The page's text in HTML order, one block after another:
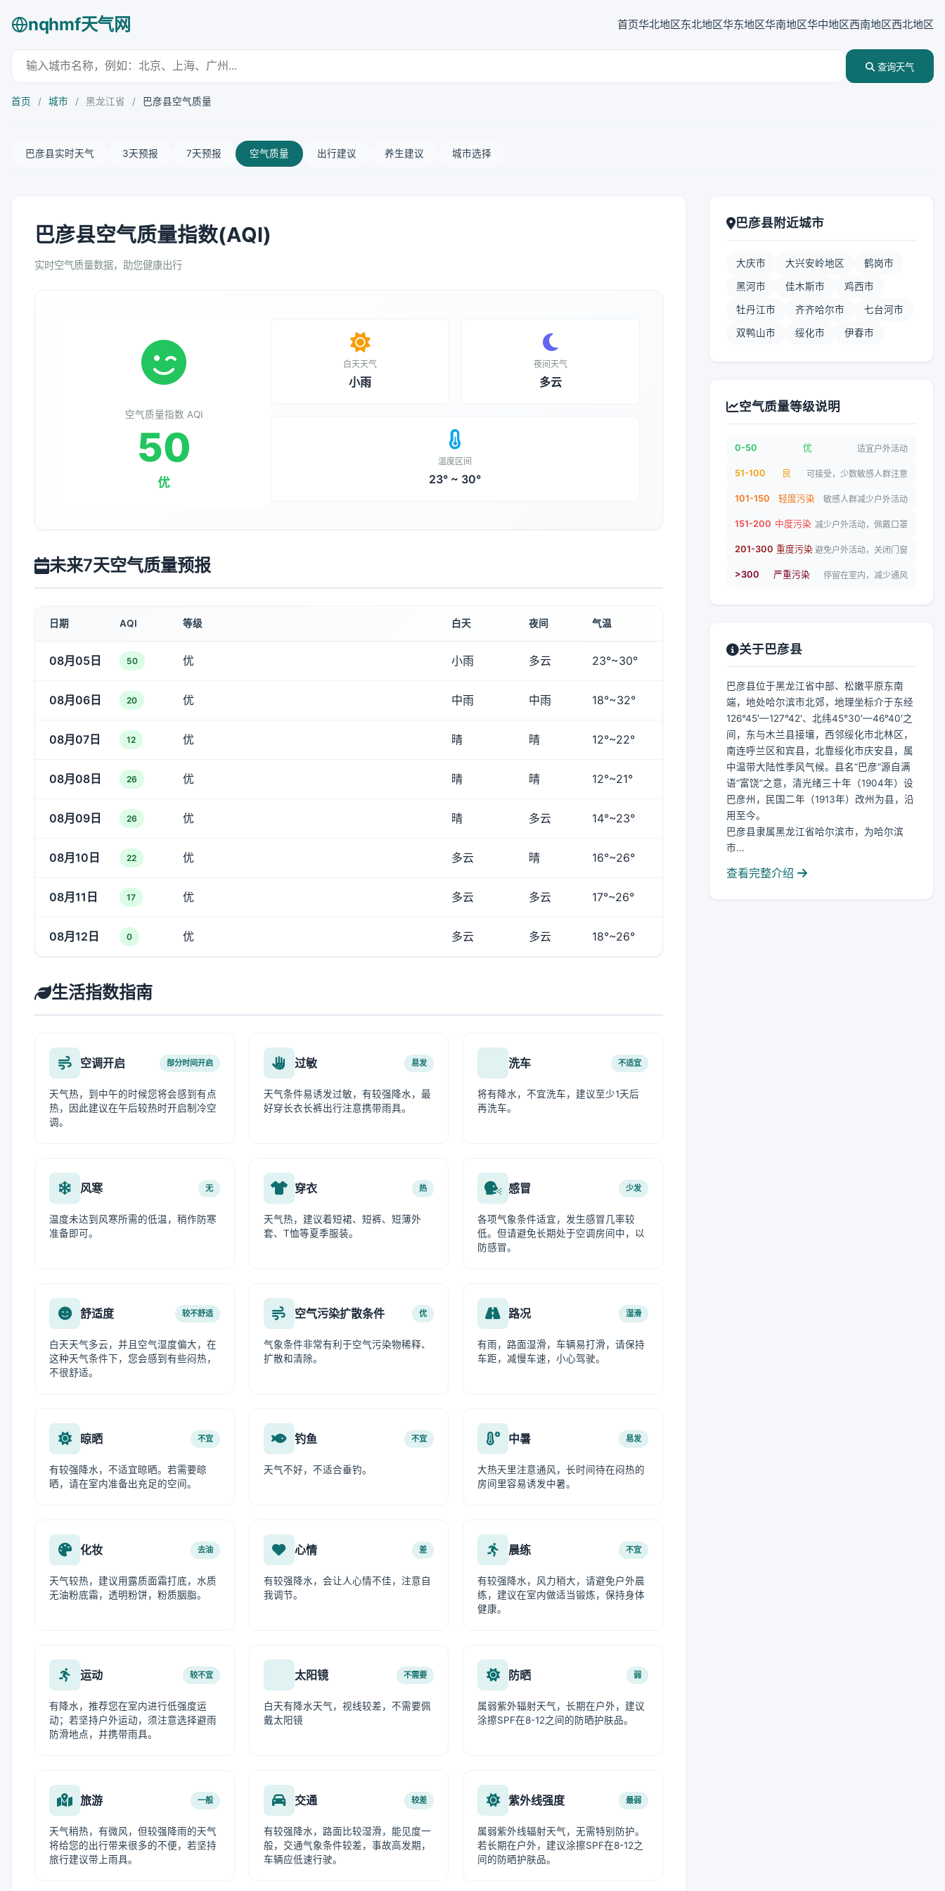
nqhmf天气网 首页华北地区东北地区华东地区华南地区华中地区西南地区西北地区
查询天气
首页 / 城市 / 黑龙江省 / 巴彦县空气质量
巴彦县实时天气 3天预报 7天预报 空气质量 出行建议 养生建议 城市选择
巴彦县空气质量指数(AQI)
实时空气质量数据，助您健康出行
空气质量指数 AQI
50
优
白天天气
小雨
夜间天气
多云
温度区间
23° ~ 30°
未来7天空气质量预报
日期 AQI 等级 白天 夜间 气温
08月05日 50 优 小雨 多云 23°~30°
08月06日 20 优 中雨 中雨 18°~32°
08月07日 12 优 晴 晴 12°~22°
08月08日 26 优 晴 晴 12°~21°
08月09日 26 优 晴 多云 14°~23°
08月10日 22 优 多云 晴 16°~26°
08月11日 17 优 多云 多云 17°~26°
08月12日 0 优 多云 多云 18°~26°
生活指数指南
空调开启 部分时间开启
天气热，到中午的时候您将会感到有点
热，因此建议在午后较热时开启制冷空
调。
过敏 易发
天气条件易诱发过敏，有较强降水，最
好穿长衣长裤出行注意携带雨具。
洗车 不适宜
将有降水，不宜洗车，建议至少1天后
再洗车。
风寒 无
温度未达到风寒所需的低温，稍作防寒
准备即可。
穿衣 热
天气热，建议着短裙、短裤、短薄外
套、T恤等夏季服装。
感冒 少发
各项气象条件适宜，发生感冒几率较
低。但请避免长期处于空调房间中，以
防感冒。
舒适度 较不舒适
白天天气多云，并且空气湿度偏大，在
这种天气条件下，您会感到有些闷热，
不很舒适。
空气污染扩散条件 优
气象条件非常有利于空气污染物稀释、
扩散和清除。
路况 湿滑
有雨，路面湿滑，车辆易打滑，请保持
车距，减慢车速，小心驾驶。
晾晒 不宜
有较强降水，不适宜晾晒。若需要晾
晒，请在室内准备出充足的空间。
钓鱼 不宜
天气不好，不适合垂钓。
中暑 易发
大热天里注意通风，长时间待在闷热的
房间里容易诱发中暑。
化妆 去油
天气较热，建议用露质面霜打底，水质
无油粉底霜，透明粉饼，粉质胭脂。
心情 差
有较强降水，会让人心情不佳，注意自
我调节。
晨练 不宜
有较强降水，风力稍大，请避免户外晨
练，建议在室内做适当锻炼，保持身体
健康。
运动 较不宜
有降水，推荐您在室内进行低强度运
动；若坚持户外运动，须注意选择避雨
防滑地点，并携带雨具。
太阳镜 不需要
白天有降水天气，视线较差，不需要佩
戴太阳镜
防晒 弱
属弱紫外辐射天气，长期在户外，建议
涂擦SPF在8-12之间的防晒护肤品。
旅游 一般
天气稍热，有微风，但较强降雨的天气
将给您的出行带来很多的不便，若坚持
旅行建议带上雨具。
交通 较差
有较强降水，路面比较湿滑，能见度一
般，交通气象条件较差，事故高发期，
车辆应低速行驶。
紫外线强度 最弱
属弱紫外线辐射天气，无需特别防护。
若长期在户外，建议涂擦SPF在8-12之
间的防晒护肤品。
巴彦县附近城市
大庆市 大兴安岭地区 鹤岗市
黑河市 佳木斯市 鸡西市
牡丹江市 齐齐哈尔市 七台河市
双鸭山市 绥化市 伊春市
空气质量等级说明
0-50 优 适宜户外活动
51-100 良 可接受，少数敏感人群注意
101-150 轻度污染 敏感人群减少户外活动
151-200 中度污染 减少户外活动，佩戴口罩
201-300 重度污染 避免户外活动，关闭门窗
>300 严重污染 停留在室内，减少通风
关于巴彦县
巴彦县位于黑龙江省中部、松嫩平原东南
端，地处哈尔滨市北郊，地理坐标介于东经
126°45′—127°42′、北纬45°30′—46°40′之
间，东与木兰县接壤，西邻绥化市北林区，
南连呼兰区和宾县，北靠绥化市庆安县，属
中温带大陆性季风气候。县名“巴彦”源自满
语“富饶”之意，清光绪三十年（1904年）设
巴彦州，民国二年（1913年）改州为县，沿
用至今。
巴彦县隶属黑龙江省哈尔滨市，为哈尔滨
市...
查看完整介绍